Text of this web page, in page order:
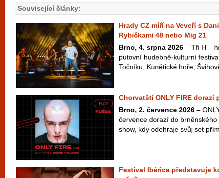
Související články:
Hrady CZ míří na Veveří s
Rybičkami 48 nebo Mig 21
Brno, 4. srpna 2026 – Tři H –
putovní hudebně-kulturní
Točníku, Kunětické hoře,
Chorvatští ONLY FIRE dorazí
Brno, 2. července 2026 –
července dorazí do
show, kdy odehraje svůj set
Festival Ibérica představuje